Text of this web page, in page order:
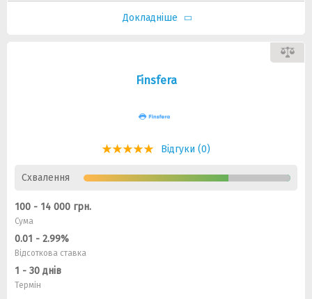
Докладніше
Finsfera
Відгуки (0)
Схвалення
100 - 14 000 грн.
Сума
0.01 - 2.99%
Відсоткова ставка
1 - 30 днів
Термін